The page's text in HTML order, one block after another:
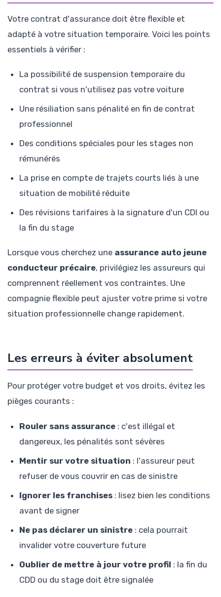
Votre contrat d'assurance doit être flexible et
adapté à votre situation temporaire. Voici les points
essentiels à vérifier :
La possibilité de suspension temporaire du
contrat si vous n'utilisez pas votre voiture
Une résiliation sans pénalité en fin de contrat
professionnel
Des conditions spéciales pour les stages non
rémunérés
La prise en compte de trajets courts liés à une
situation de mobilité réduite
Des révisions tarifaires à la signature d'un CDI ou
la fin du stage
Lorsque vous cherchez une assurance auto jeune
conducteur précaire, privilégiez les assureurs qui
comprennent réellement vos contraintes. Une
compagnie flexible peut ajuster votre prime si votre
situation professionnelle change rapidement.
Les erreurs à éviter absolument
Pour protéger votre budget et vos droits, évitez les
pièges courants :
Rouler sans assurance : c'est illégal et
dangereux, les pénalités sont sévères
Mentir sur votre situation : l'assureur peut
refuser de vous couvrir en cas de sinistre
Ignorer les franchises : lisez bien les conditions
avant de signer
Ne pas déclarer un sinistre : cela pourrait
invalider votre couverture future
Oublier de mettre à jour votre profil : la fin du
CDD ou du stage doit être signalée